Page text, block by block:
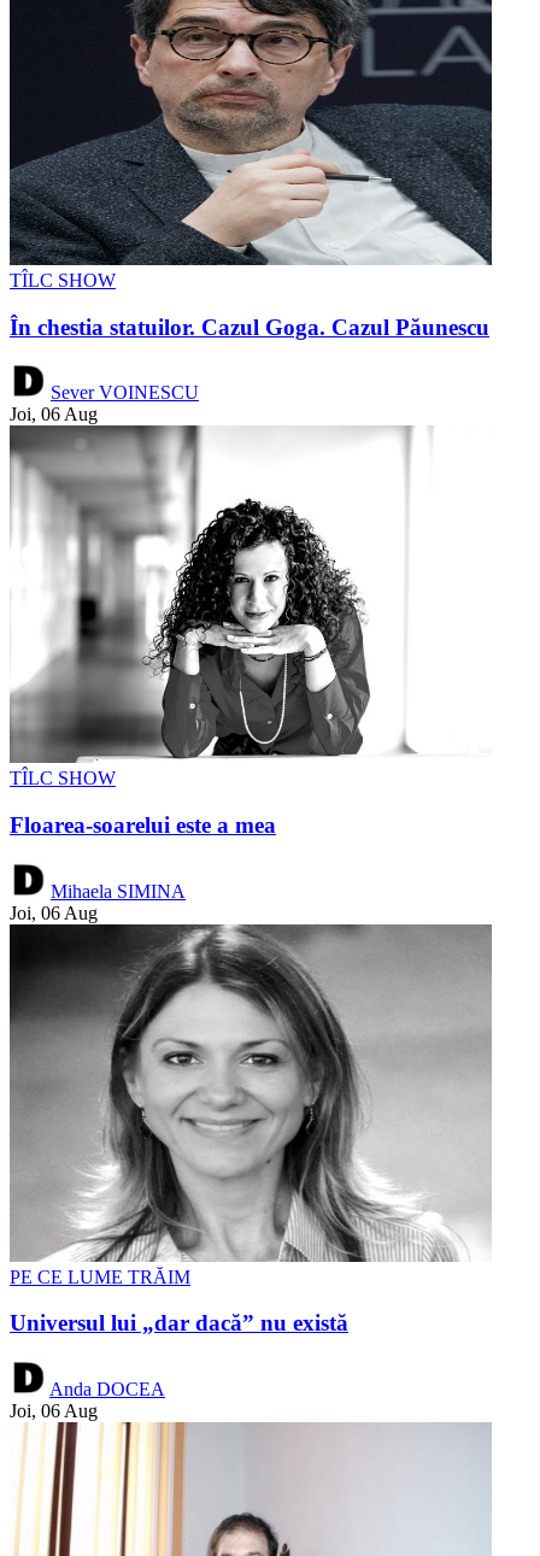
TÎLC SHOW
În chestia statuilor. Cazul Goga. Cazul Păunescu
Sever VOINESCU
Joi, 06 Aug
TÎLC SHOW
Floarea-soarelui este a mea
Mihaela SIMINA
Joi, 06 Aug
PE CE LUME TRĂIM
Universul lui „dar dacă” nu există
Anda DOCEA
Joi, 06 Aug